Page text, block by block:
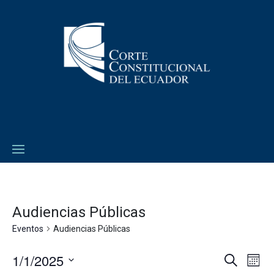
Audiencias Públicas
Eventos Audiencias Públicas
Buscar
Mes
1/1/2025